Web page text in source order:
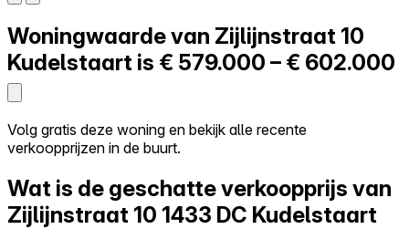
Zelf kopen
Alles-in-één
Reviews
Log in
Probeer Walter gratis
Woningwaarde van Zijlijnstraat 10
Kudelstaart is € 579.000 – € 602.000
Volg gratis deze woning en bekijk alle recente
verkoopprijzen in de buurt.
Wat is de geschatte verkoopprijs van
Zijlijnstraat 10 1433 DC Kudelstaart